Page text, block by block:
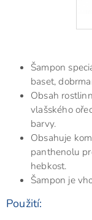
Šampon
baset,
Obsah
vlašského
barvy.
Obsahuje
panthenolu
hebkost.
Šampon je
Použití: